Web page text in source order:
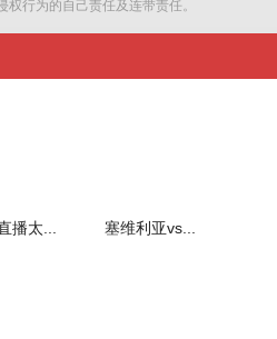
行为的自己责任及连带责任。
播太... 塞维利亚vs...